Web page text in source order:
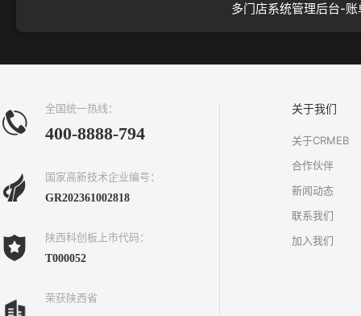
多门店系统管理后台-
全国统一热线：
400-8888-794
国家高新技术企业编号：
GR202361002818
陕西科创板上市代码：
T000052
荣获陕西省
关于我们
关于CRMEB
合作伙伴
新闻动态
联系我们
加入我们